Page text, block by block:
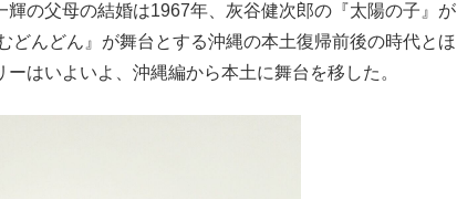
輝の父母の結婚は1967年、灰谷健次郎の『太陽の子』が
どんどん』が舞台とする沖縄の本土復帰前後の時代とほ
はいよいよ、沖縄編から本土に舞台を移した。